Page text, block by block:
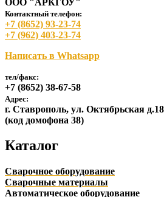
Контактный телефон:
+7 (8652) 93-23-74
+7 (962) 403-23-74
Написать в Whatsapp
тел/факс:
+7 (8652) 38-67-58
Адрес:
г. Ставрополь, ул. Октябрьская
(код домофона 38)
Каталог
Сварочное оборудование
Сварочные материалы
Автоматическое оборудование